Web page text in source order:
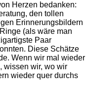
Herzen bedanken:
den tollen
Erinnerungsbildern
(als wäre man
Paar
Diese Schätze
Wenn wir mal wieder
wissen wir, wo wir
wieder quer durchs